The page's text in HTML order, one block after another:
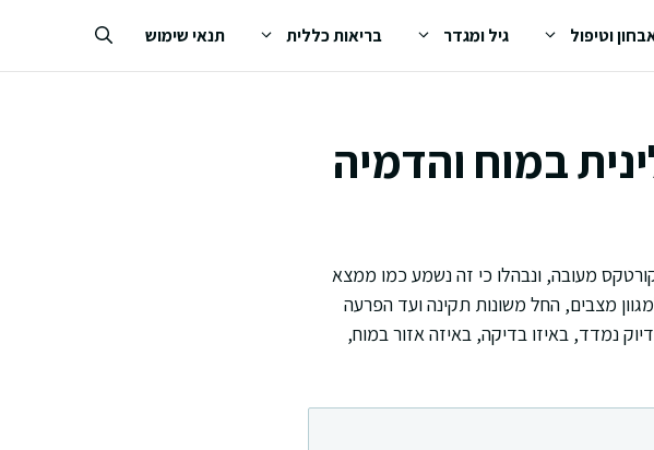
וטיפול גיל ומגדר בריאות כללית תנאי שימוש
במוח והדמיה
מעובה, ונבהלו כי זה נשמע כמו ממצא
מצבים, החל משונות תקינה ועד הפרעה
נמדד, באיזו בדיקה, באיזה אזור במוח,